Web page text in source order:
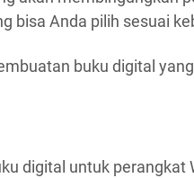
bisa Anda pilih sesuai
buku digital
digital untuk perangkat